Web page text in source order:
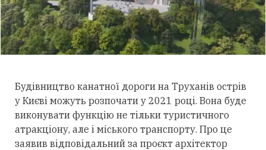
Будівництво канатної дороги на Труханів острів
у Києві можуть розпочати у 2021 році. Вона буде
виконувати функцію не тільки туристичного
атракціону, але і міського транспорту. Про це
заявив відповідальний за проєкт архітектор